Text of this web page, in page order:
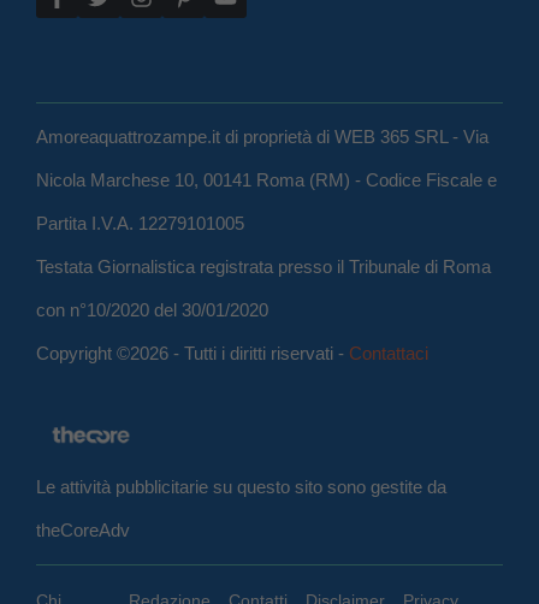
Amoreaquattrozampe.it di proprietà di WEB 365 SRL - Via
Nicola Marchese 10, 00141 Roma (RM) - Codice Fiscale e
Partita I.V.A. 12279101005
Testata Giornalistica registrata presso il Tribunale di Roma
con n°10/2020 del 30/01/2020
Copyright ©2026 - Tutti i diritti riservati - Contattaci
Le attività pubblicitarie su questo sito sono gestite da
theCoreAdv
Chi Redazione Contatti Disclaimer Privacy